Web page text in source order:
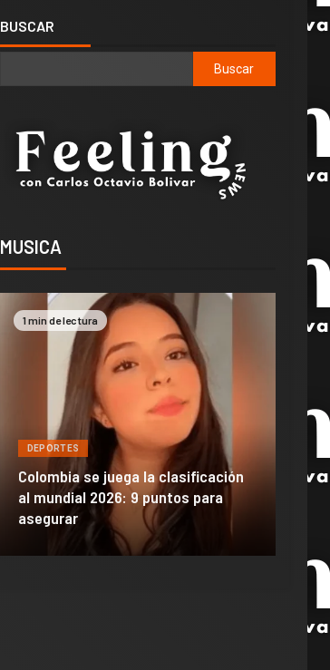
BUSCAR
Buscar
MUSICA
1 min de lectura
DEPORTES
Colombia se juega la clasificación
al mundial 2026: 9 puntos para
asegurar
2